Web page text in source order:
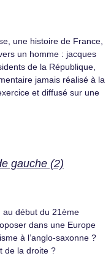
une histoire de France,
un homme : jacques
de la République,
jamais réalisé à la
et diffusé sur une
gauche (2)
au début du 21ème
dans une Europe
à l’anglo-saxonne ?
de la droite ?